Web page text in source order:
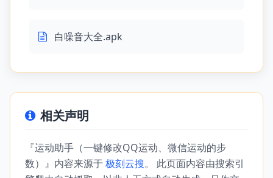
白噪音大全.apk
相关声明
『运动助手（一键修改QQ运动、微信运动的步
数）』内容来源于极刻云搜。 此页面内容由搜索引